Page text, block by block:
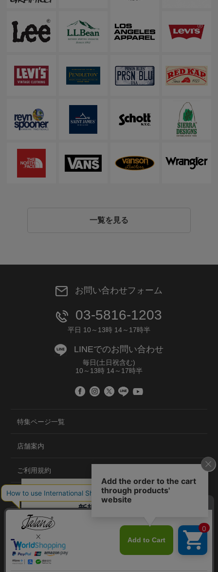
一覧を見る
お問い合わせフォーム
03-5816-1203
平日 10～13時 14～17時半
LINEでのお問い合わせ
毎日(土日祝含む)
10～13時 14～17時半
特集ページ一覧
店舗案内
ご利用規約
プライバシーポリシー
特定商取引法について
会社概要